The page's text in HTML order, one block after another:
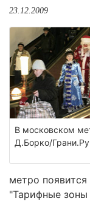
23.12.2009
В московском
Д.Борко/Грани.Ру
метро
"Тарифные зоны